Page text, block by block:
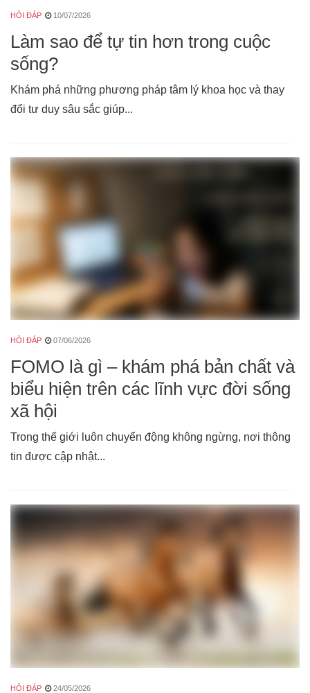
HỎI ĐÁP 10/07/2026
Làm sao để tự tin hơn trong cuộc
sống?
Khám phá những phương pháp tâm lý khoa học và thay
đổi tư duy sâu sắc giúp...
HỎI ĐÁP 07/06/2026
FOMO là gì – khám phá bản chất và
biểu hiện trên các lĩnh vực đời sống
xã hội
Trong thế giới luôn chuyển động không ngừng, nơi thông
tin được cập nhật...
HỎI ĐÁP 24/05/2026